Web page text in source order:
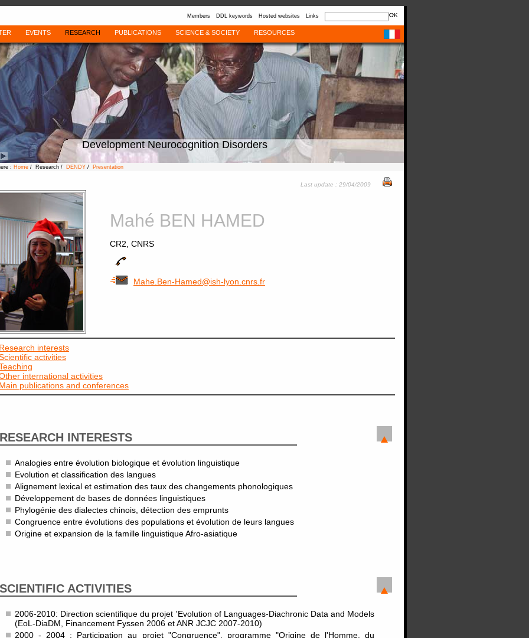
Members DDL keywords Hosted websites Links
EVENTS RESEARCH PUBLICATIONS SCIENCE & SOCIETY RESOURCES
Development Neurocognition Disorders
: Home / Research / DENDY / Presentation
Last update : 29/04/2009
Mahé BEN HAMED
CR2, CNRS
Mahe.Ben-Hamed@ish-lyon.cnrs.fr
interests
activities
international activities
publications and conferences
RESEARCH INTERESTS
Analogies entre évolution biologique et évolution linguistique
Evolution et classification des langues
Alignement lexical et estimation des taux des changements phonologiques
Développement de bases de données linguistiques
Phylogénie des dialectes chinois, détection des emprunts
Congruence entre évolutions des populations et évolution de leurs langues
Origine et expansion de la famille linguistique Afro-asiatique
SCIENTIFIC ACTIVITIES
2006-2010: Direction scientifique du projet 'Evolution of Languages-Diachronic Data and Models
(EoL-DiaDM, Financement Fyssen 2006 et ANR JCJC 2007-2010)
2000 - 2004 : Participation au projet "Congruence", programme "Origine de l'Homme, du